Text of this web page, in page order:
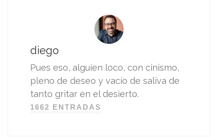
diego
Pues eso, alguien loco, con cinismo,
pleno de deseo y vacío de saliva de
tanto gritar en el desierto.
1662 ENTRADAS